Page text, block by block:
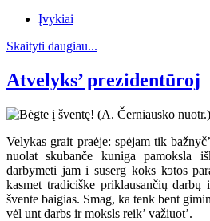
Įvykiai
Skaityti daugiau...
Atvelyks’ prezidentūroj
Velykas grait praėje: spėjam tik
nuolat skubanče kuniga
darbymeti jam i suserg koks kэtos
kasmet tradiciške priklausančių
švente baigias. Smag, ka tenk bent
vėl unt darbs ir moksls reik’ važiuot’.